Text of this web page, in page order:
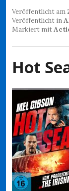
Veröffentlicht am
Veröffentlicht in
Markiert mit
Hot